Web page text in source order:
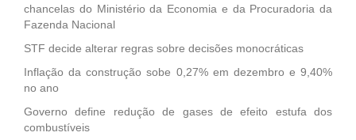
chancelas do Ministério da Economia e da Procuradoria da
Fazenda Nacional
STF decide alterar regras sobre decisões monocráticas
Inflação da construção sobe 0,27% em dezembro e 9,40%
no ano
Governo define redução de gases de efeito estufa dos
combustíveis